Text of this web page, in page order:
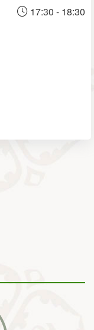
17:30 - 18:30